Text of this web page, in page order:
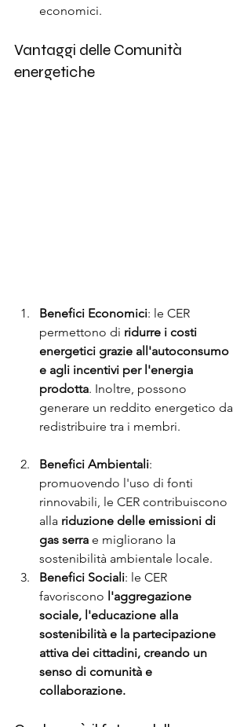
economici.
Vantaggi delle Comunità
energetiche
Benefici Economici: le CER
permettono di ridurre i costi
energetici grazie all'autoconsumo
e agli incentivi per l'energia
prodotta. Inoltre, possono
generare un reddito energetico da
redistribuire tra i membri.
Benefici Ambientali:
promuovendo l'uso di fonti
rinnovabili, le CER contribuiscono
alla riduzione delle emissioni di
gas serra e migliorano la
sostenibilità ambientale locale.
Benefici Sociali: le CER
favoriscono l'aggregazione
sociale, l'educazione alla
sostenibilità e la partecipazione
attiva dei cittadini, creando un
senso di comunità e
collaborazione.